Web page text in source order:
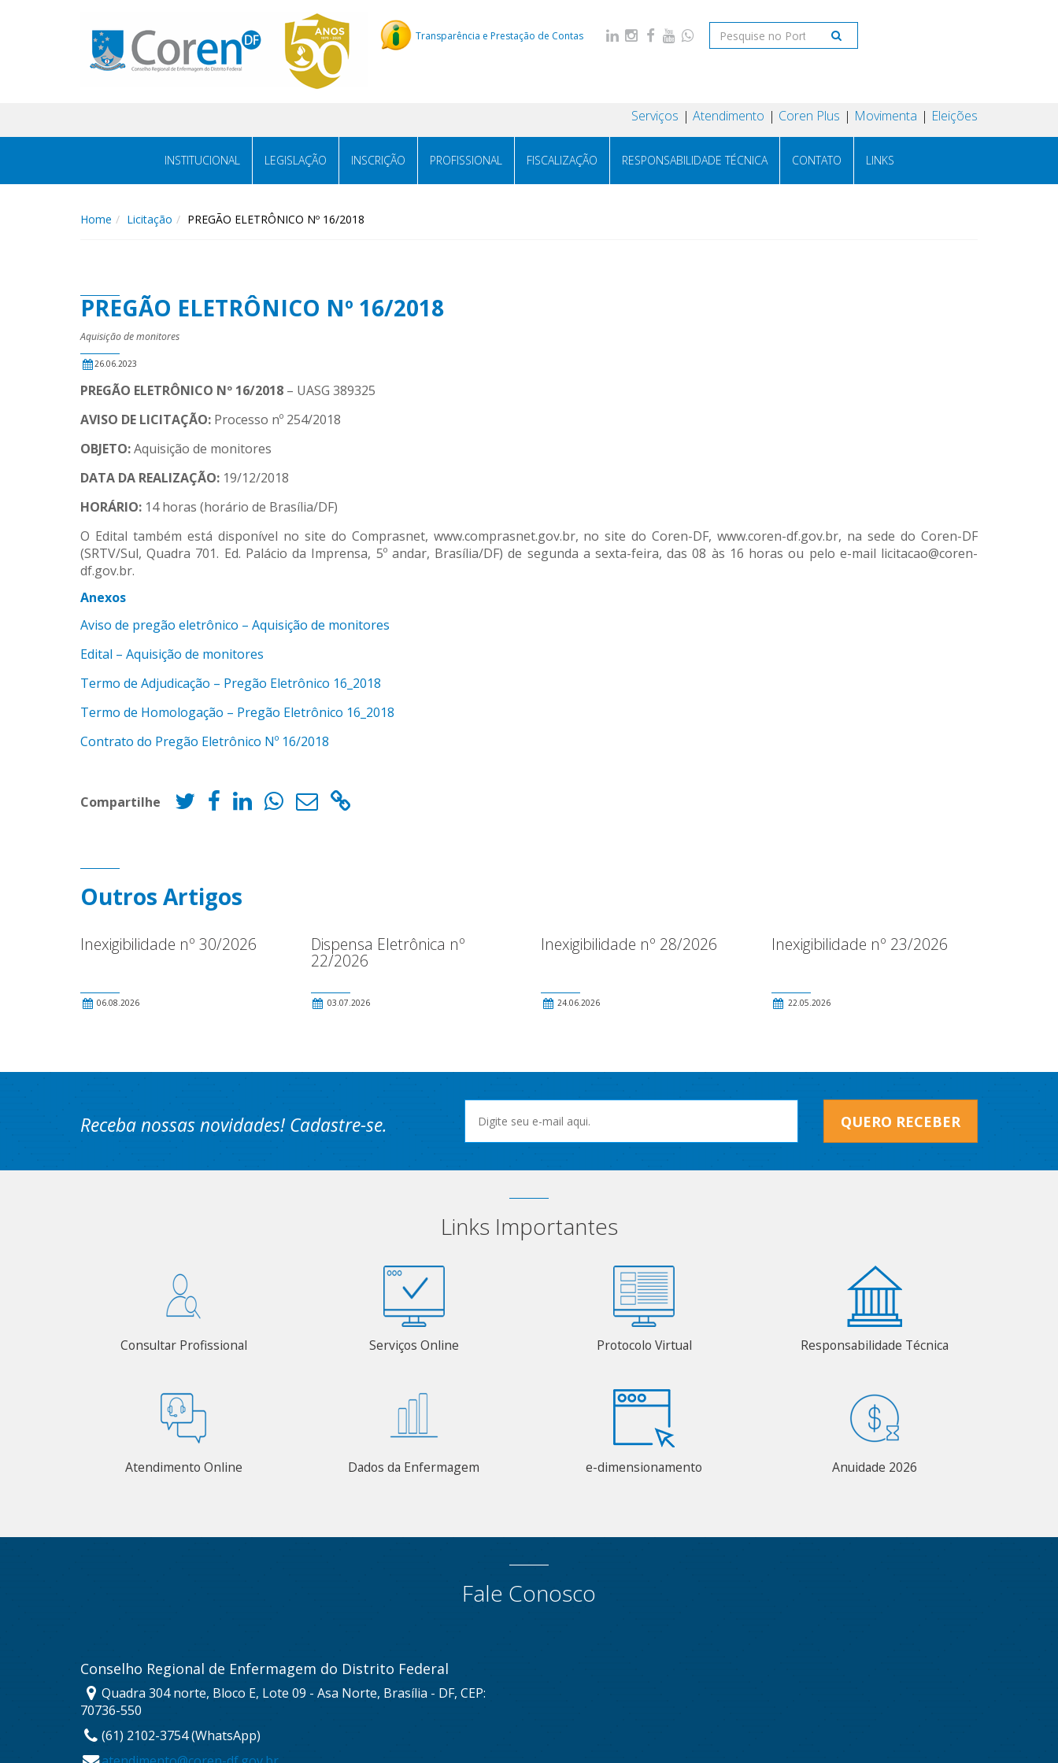
Transparência e Prestação de Contas
Serviços Atendimento Coren Plus Movimenta Eleições
INSTITUCIONAL LEGISLAÇÃO INSCRIÇÃO PROFISSIONAL FISCALIZAÇÃO RESPONSABILIDADE TÉCNICA CONTATO LINKS
Home Licitação PREGÃO ELETRÔNICO Nº 16/2018
PREGÃO ELETRÔNICO Nº 16/2018
Aquisição de monitores
26.06.2023
PREGÃO ELETRÔNICO Nº 16/2018 – UASG 389325
AVISO DE LICITAÇÃO: Processo nº 254/2018
OBJETO:Aquisição de monitores
DATA DA REALIZAÇÃO: 19/12/2018
HORÁRIO: 14 horas (horário de Brasília/DF)
O Edital também está disponível no site do Comprasnet, www.comprasnet.gov.br, no site do Coren-DF, www.coren-df.gov.br, na sede do Coren-DF
(SRTV/Sul, Quadra 701. Ed. Palácio da Imprensa, 5º andar, Brasília/DF) de segunda a sexta-feira, das 08 às 16 horas ou pelo e-mail licitacao@coren-
df.gov.br.
Anexos
Aviso de pregão eletrônico – Aquisição de monitores
Edital – Aquisição de monitores
Termo de Adjudicação – Pregão Eletrônico 16_2018
Termo de Homologação – Pregão Eletrônico 16_2018
Contrato do Pregão Eletrônico Nº 16/2018
Compartilhe
Outros Artigos
Inexigibilidade nº 30/2026
06.08.2026
Dispensa Eletrônica nº
22/2026
03.07.2026
Inexigibilidade nº 28/2026
24.06.2026
Inexigibilidade nº 23/2026
22.05.2026
Receba nossas novidades! Cadastre-se. QUERO RECEBER
Links Importantes
Consultar Profissional Serviços Online Protocolo Virtual Responsabilidade Técnica
Atendimento Online Dados da Enfermagem e-dimensionamento Anuidade 2026
Fale Conosco
Conselho Regional de Enfermagem do Distrito Federal
Quadra 304 norte, Bloco E, Lote 09 - Asa Norte, Brasília - DF, CEP:
70736-550
(61) 2102-3754 (WhatsApp)